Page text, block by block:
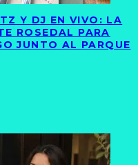
Y DJ EN VIVO: LA
ROSEDAL PARA
JUNTO AL PARQUE